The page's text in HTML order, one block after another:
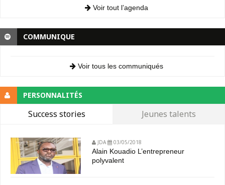
Voir tout l’agenda
COMMUNIQUE
Voir tous les communiqués
PERSONNALITÉS
Success stories Jeunes talents
JDA 03/05/2018
Alain Kouadio L’entrepreneur
polyvalent